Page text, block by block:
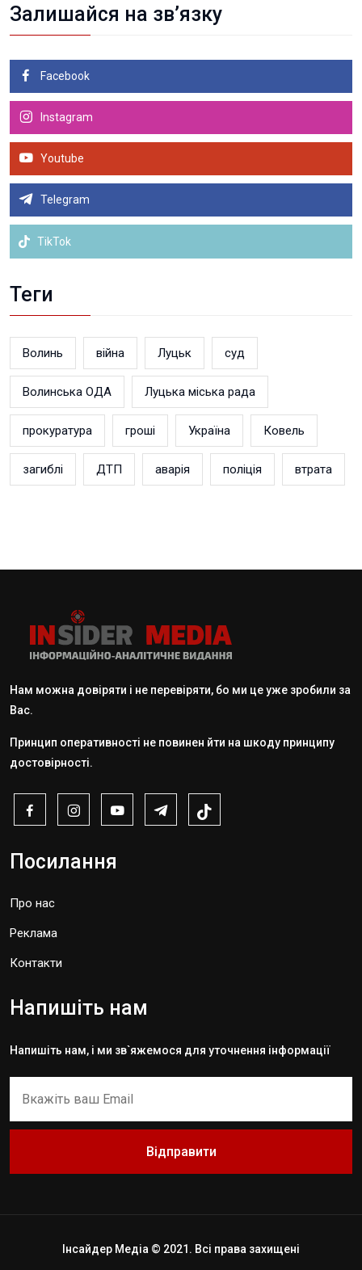
Залишайся на зв’язку
Facebook
Instagram
Youtube
Telegram
TikTok
Теги
Волинь війна Луцьк суд
Волинська ОДА Луцька міська рада
прокуратура гроші Україна Ковель
загиблі ДТП аварія поліція втрата
Нам можна довіряти і не перевіряти, бо ми це уже зробили за
Вас.
Принцип оперативності не повинен йти на шкоду принципу
достовірності.
Посилання
Про нас
Реклама
Контакти
Напишіть нам
Напишіть нам, і ми зв`яжемося для уточнення інформації
Відправити
Інсайдер Медіа © 2021. Всі права захищені